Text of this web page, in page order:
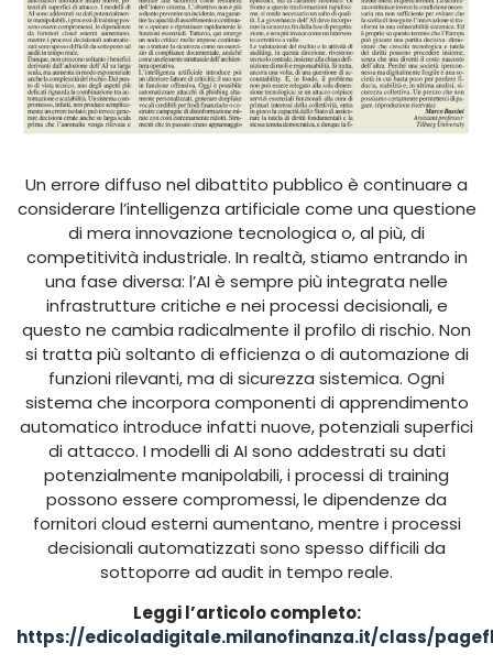
Un errore diffuso nel dibattito pubblico è continuare a
considerare l’intelligenza artificiale come una questione
di mera innovazione tecnologica o, al più, di
competitività industriale. In realtà, stiamo entrando in
una fase diversa: l’AI è sempre più integrata nelle
infrastrutture critiche e nei processi decisionali, e
questo ne cambia radicalmente il profilo di rischio. Non
si tratta più soltanto di efficienza o di automazione di
funzioni rilevanti, ma di sicurezza sistemica. Ogni
sistema che incorpora componenti di apprendimento
automatico introduce infatti nuove, potenziali superfici
di attacco. I modelli di AI sono addestrati su dati
potenzialmente manipolabili, i processi di training
possono essere compromessi, le dipendenze da
fornitori cloud esterni aumentano, mentre i processi
decisionali automatizzati sono spesso difficili da
sottoporre ad audit in tempo reale.
Leggi l’articolo completo:
https://edicoladigitale.milanofinanza.it/class/